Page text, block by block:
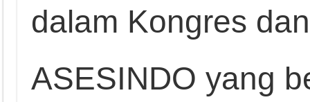
dalam Kongres
ASESINDO yang